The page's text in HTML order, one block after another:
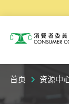
消费者委员会
首页 资源中